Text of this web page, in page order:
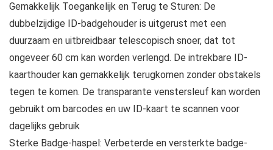
Gemakkelijk Toegankelijk en Terug te Sturen: De
dubbelzijdige ID-badgehouder is uitgerust met een
duurzaam en uitbreidbaar telescopisch snoer, dat tot
ongeveer 60 cm kan worden verlengd. De intrekbare ID-
kaarthouder kan gemakkelijk terugkomen zonder obstakels
tegen te komen. De transparante venstersleuf kan worden
gebruikt om barcodes en uw ID-kaart te scannen voor
dagelijks gebruik
Sterke Badge-haspel: Verbeterde en versterkte badge-